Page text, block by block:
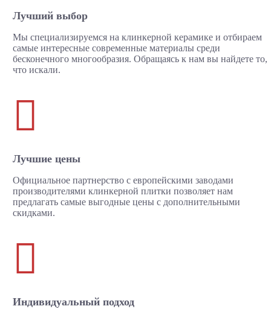
Лучший выбор
Мы специализируемся на клинкерной керамике и отбираем
самые интересные современные материалы среди
бесконечного многообразия. Обращаясь к нам вы найдете то,
что искали.

Лучшие цены
Официальное партнерство с европейскими заводами
производителями клинкерной плитки позволяет нам
предлагать самые выгодные цены с дополнительными
скидками.

Индивидуальный подход